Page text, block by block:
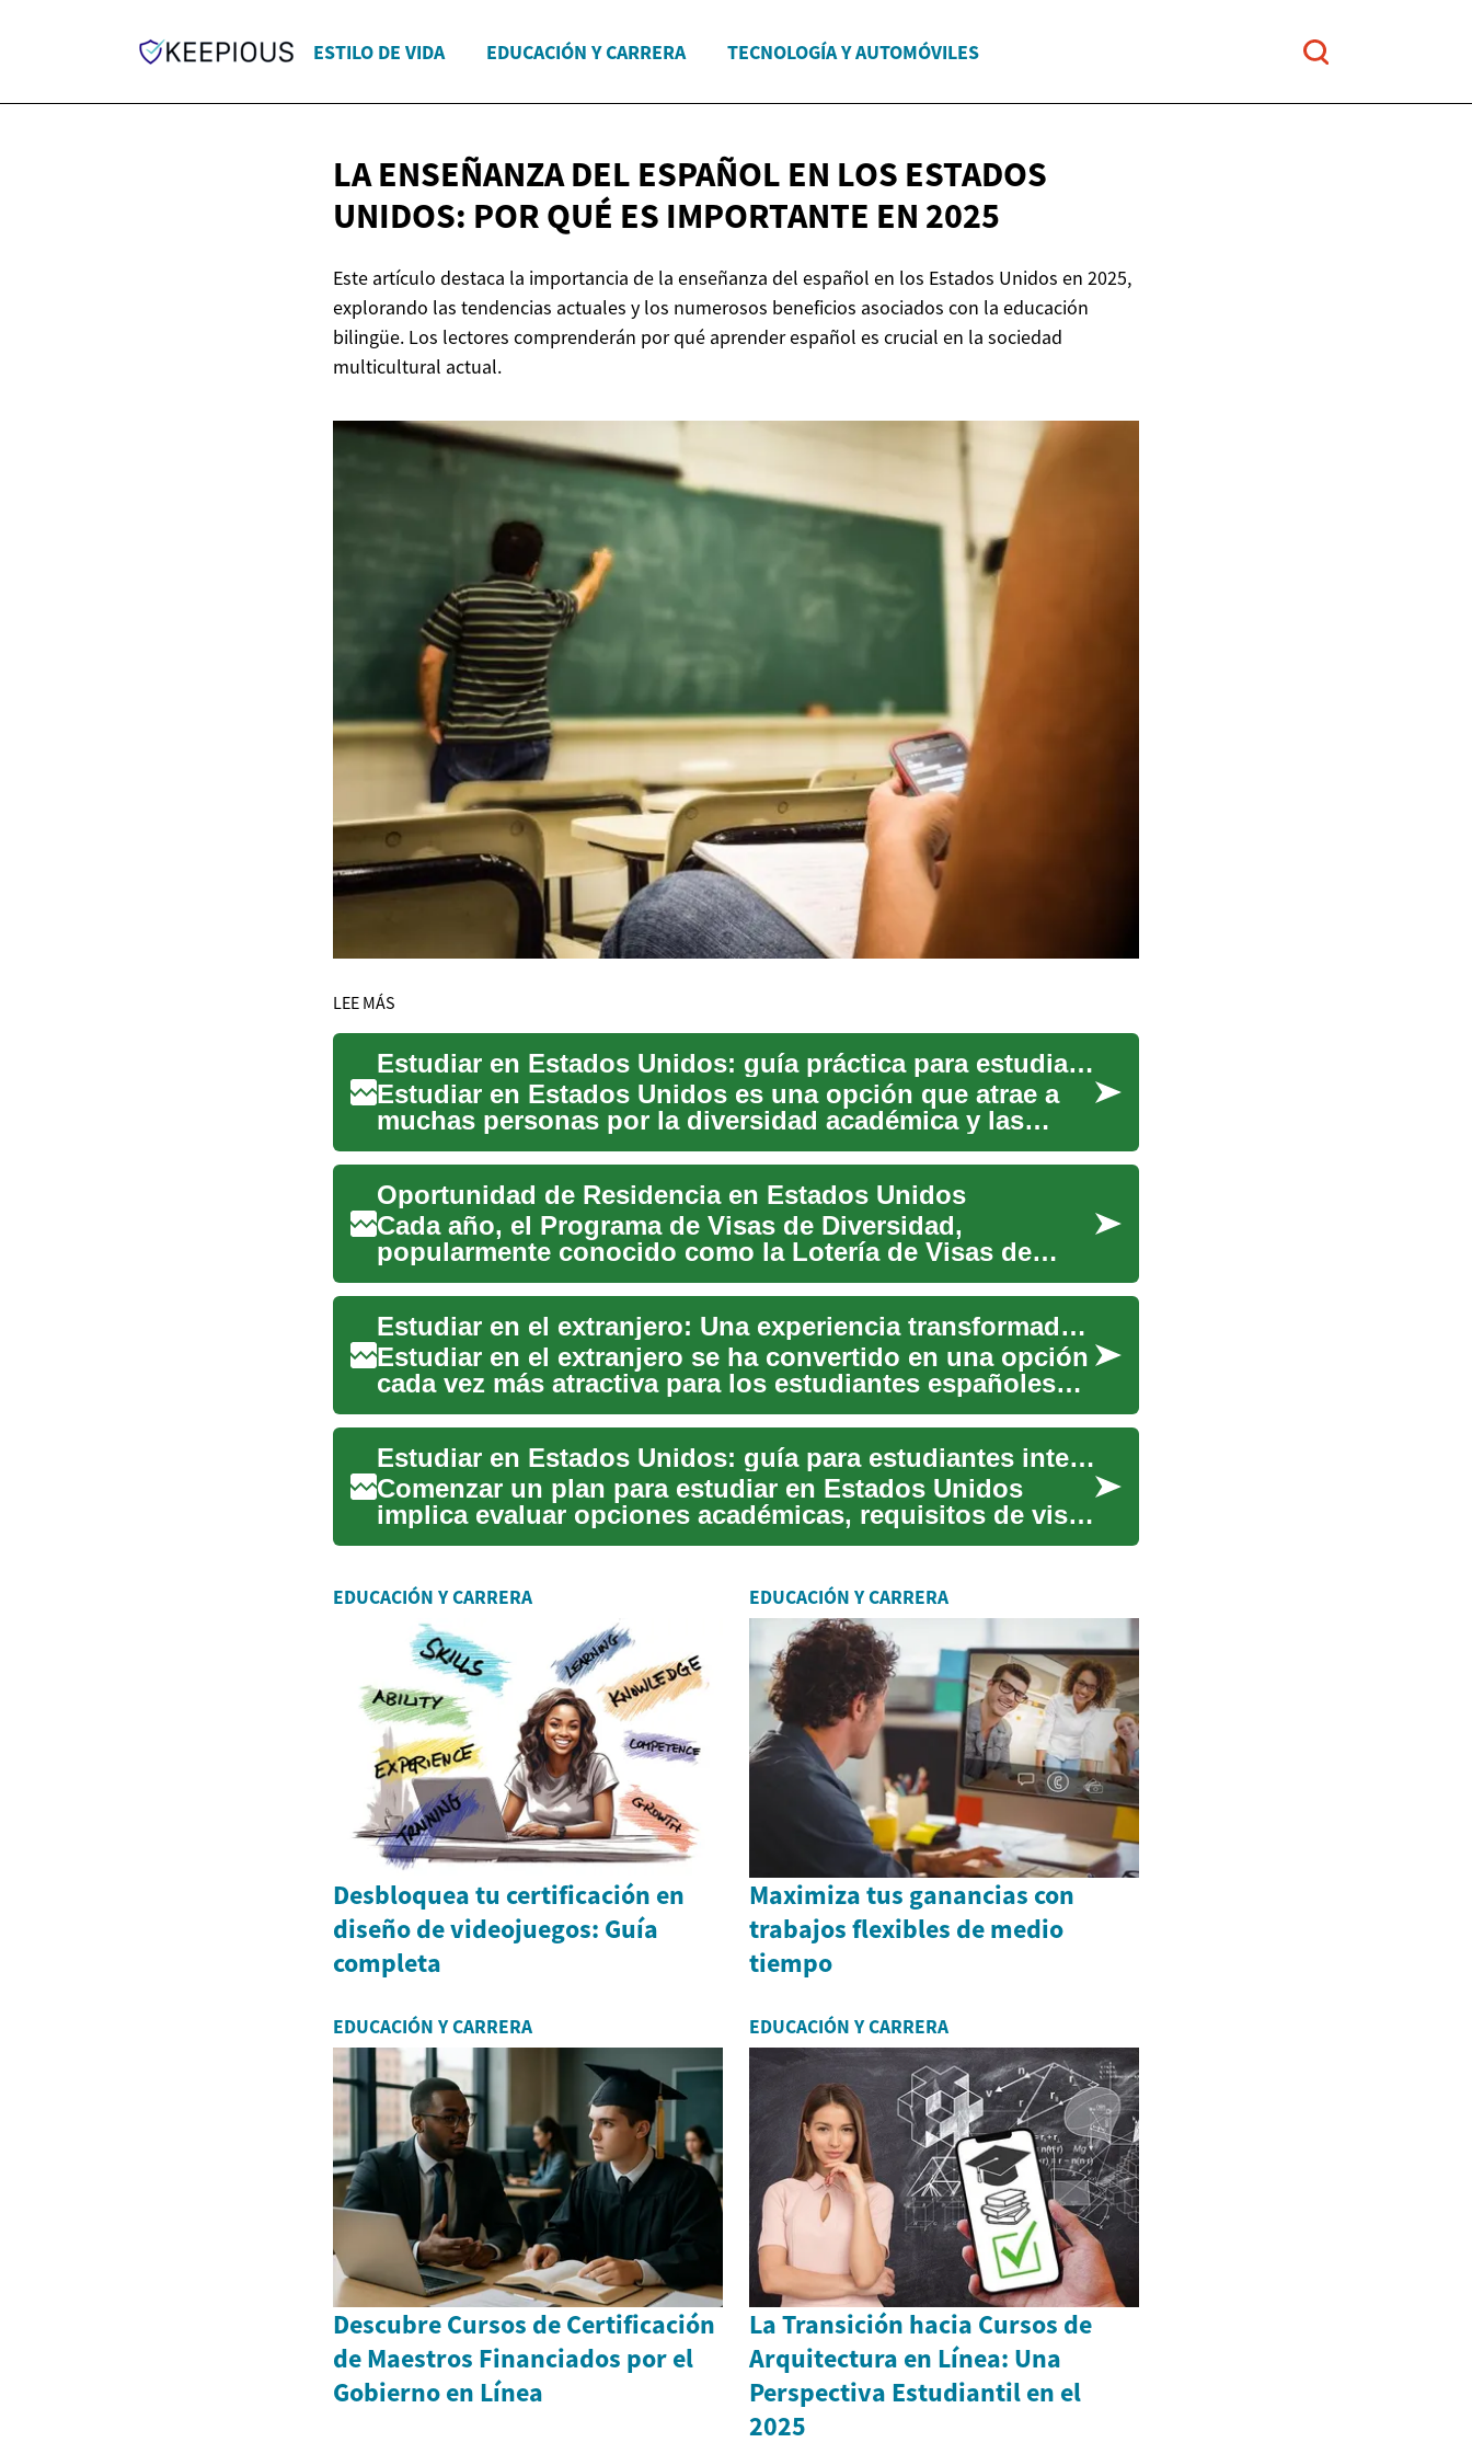
ESTILO DE VIDA EDUCACIÓN Y CARRERA TECNOLOGÍA Y AUTOMÓVILES
LA ENSEÑANZA DEL ESPAÑOL EN LOS ESTADOS
UNIDOS: POR QUÉ ES IMPORTANTE EN 2025
Este artículo destaca la importancia de la enseñanza del español en los Estados Unidos en 2025,
explorando las tendencias actuales y los numerosos beneficios asociados con la educación
bilingüe. Los lectores comprenderán por qué aprender español es crucial en la sociedad
multicultural actual.
LEE MÁS
Estudiar en Estados Unidos: guía práctica para estudiantes
Estudiar en Estados Unidos es una opción que atrae a
muchas personas por la diversidad académica y las
oportunidades ...
Oportunidad de Residencia en Estados Unidos
Cada año, el Programa de Visas de Diversidad,
popularmente conocido como la Lotería de Visas de
Estados Unidos, ofrec...
Estudiar en el extranjero: Una experiencia transformadora para estudiantes españoles
Estudiar en el extranjero se ha convertido en una opción
cada vez más atractiva para los estudiantes españoles
que bu...
Estudiar en Estados Unidos: guía para estudiantes internacionales
Comenzar un plan para estudiar en Estados Unidos
implica evaluar opciones académicas, requisitos de visa,
costos y ap...
EDUCACIÓN Y CARRERA
Desbloquea tu certificación en
diseño de videojuegos: Guía
completa
EDUCACIÓN Y CARRERA
Maximiza tus ganancias con
trabajos flexibles de medio
tiempo
EDUCACIÓN Y CARRERA
Descubre Cursos de Certificación
de Maestros Financiados por el
Gobierno en Línea
EDUCACIÓN Y CARRERA
La Transición hacia Cursos de
Arquitectura en Línea: Una
Perspectiva Estudiantil en el
2025